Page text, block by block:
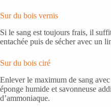
Sur du bois vernis
Si le sang est toujours frais, il
entachée puis de sécher avec un
Sur du bois ciré
Enlever le maximum de sang
éponge humide et savonneuse
d’ammoniaque.